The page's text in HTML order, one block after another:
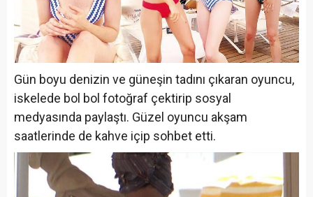
Gün boyu denizin ve güneşin tadını çıkaran oyuncu,
iskelede bol bol fotoğraf çektirip sosyal
medyasında paylaştı. Güzel oyuncu akşam
saatlerinde de kahve içip sohbet etti.